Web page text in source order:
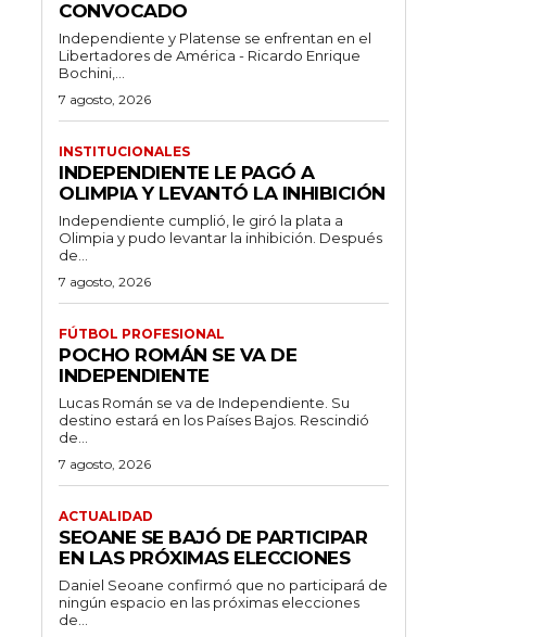
CONVOCADO
Independiente y Platense se enfrentan en el
Libertadores de América - Ricardo Enrique
Bochini,...
7 agosto, 2026
INSTITUCIONALES
INDEPENDIENTE LE PAGÓ A
OLIMPIA Y LEVANTÓ LA INHIBICIÓN
Independiente cumplió, le giró la plata a
Olimpia y pudo levantar la inhibición. Después
de...
7 agosto, 2026
FÚTBOL PROFESIONAL
POCHO ROMÁN SE VA DE
INDEPENDIENTE
Lucas Román se va de Independiente. Su
destino estará en los Países Bajos. Rescindió
de...
7 agosto, 2026
ACTUALIDAD
SEOANE SE BAJÓ DE PARTICIPAR
EN LAS PRÓXIMAS ELECCIONES
Daniel Seoane confirmó que no participará de
ningún espacio en las próximas elecciones
de...